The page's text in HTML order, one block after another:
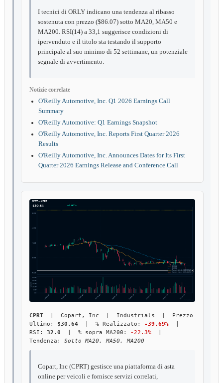
I tecnici di ORLY indicano una tendenza al ribasso
sostenuta con prezzo ($86.07) sotto MA20, MA50 e
MA200. RSI(14) a 33,1 suggerisce condizioni di
ipervenduto e il titolo sta testando il supporto
principale al suo minimo di 52 settimane, un potenziale
segnale di avvertimento.
Notizie correlate
O'Reilly Automotive, Inc. Q1 2026 Earnings Call
Summary
O'Reilly Automotive: Q1 Earnings Snapshot
O'Reilly Automotive, Inc. Reports First Quarter 2026
Results
O'Reilly Automotive, Inc. Announces Dates for Its First
Quarter 2026 Earnings Release and Conference Call
CPRT | Copart, Inc | Industrials | Prezzo
Ultimo: $30.64 | % Realizzato: -39.69%
RSI: 32.0 | % sopra MA200: -22.3%
Tendenza: Sotto MA20, MA50, MA200
Copart, Inc (CPRT) gestisce una piattaforma di asta
online per veicoli e fornisce servizi correlati,